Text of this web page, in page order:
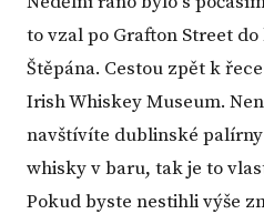
to vzal po Grafton Street
Štěpána. Cestou zpět k
Irish Whiskey Museum.
navštívíte dublinské
whisky v baru, tak je to
Pokud byste nestihli výše